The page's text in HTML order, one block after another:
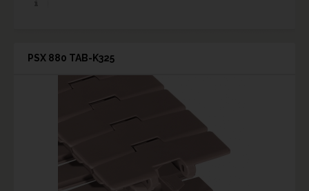
PSX 880 TAB-K325